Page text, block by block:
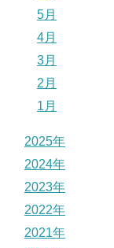
5月
4月
3月
2月
1月
2025年
2024年
2023年
2022年
2021年